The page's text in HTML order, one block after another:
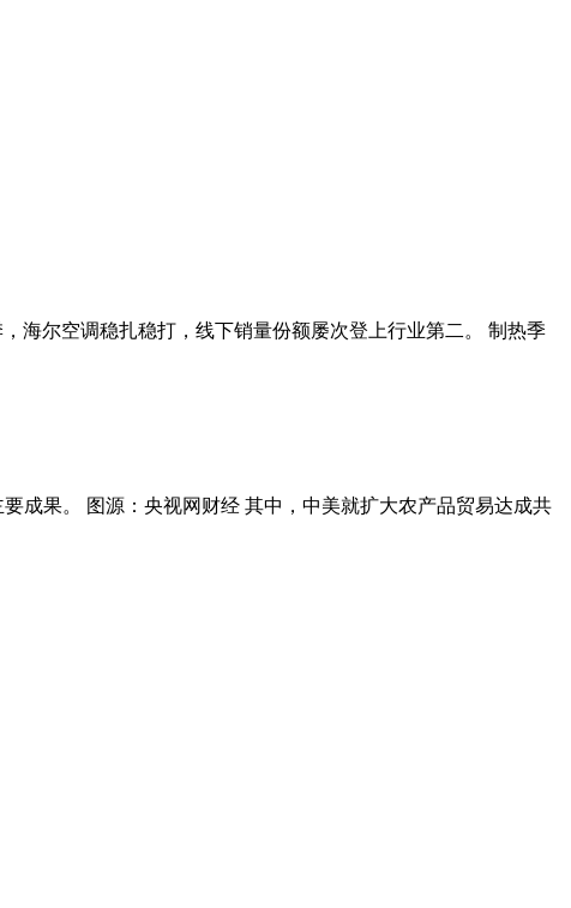
海尔空调稳扎稳打，线下销量份额屡次登上行业第二。 制热季
成果。 图源：央视网财经 其中，中美就扩大农产品贸易达成共